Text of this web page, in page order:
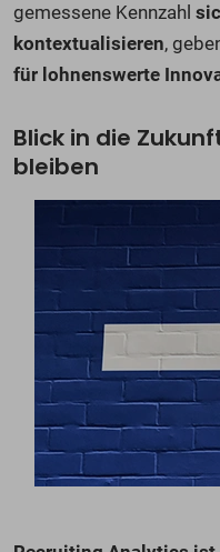
gemessene Kennzahl
kontextualisieren,
für lohnenswerte
Blick in die
bleiben